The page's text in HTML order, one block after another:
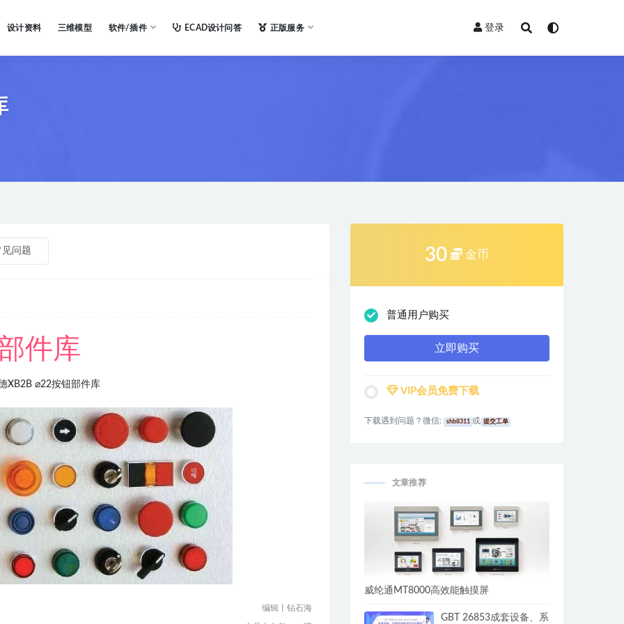
设计资料 三维模型 软件/插件 ECAD设计问答 正版服务 登录
见问题
件库
XB2B ⌀22按钮部件库
编辑丨钻石海
30 金币
普通用户购买
立即购买
VIP会员免费下载
下载遇到问题？微信: shb8311 或 提交工单
文章推荐
威纶通MT8000高效能触摸屏
GBT 26853成套设备、系